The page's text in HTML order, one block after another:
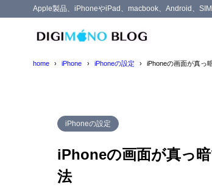
Apple製品、iPhoneやiPad、macbook、Android、
home iPhone iPhoneの設定 iPhoneの画面が真っ
iPhoneの設定
iPhoneの画面が真っ
法